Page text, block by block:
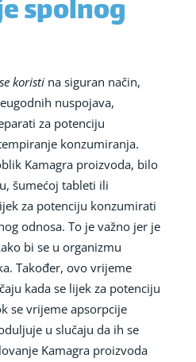
spolnog
koristina siguran način,
nuspojava,
za potenciju
konzumiranja.
Kamagra proizvoda, bilo
šumećoj tableti ili
za potenciju konzumirati
odnosa. To je važno jer je
bi se u organizmu
Također, ovo vrijeme
kada se lijek za potenciju
se vrijeme apsorpcije
u slučaju da ih se
Kamagra proizvoda